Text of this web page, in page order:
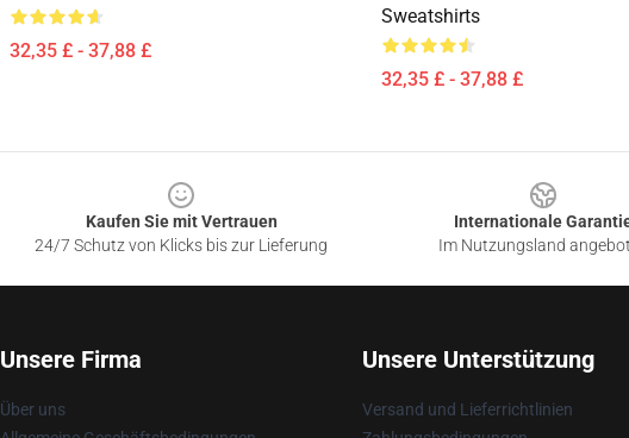
32,35 £ - 37,88 £
Sweatshirts
32,35 £ - 37,88 £
Kaufen Sie mit Vertrauen
24/7 Schutz von Klicks bis zur Lieferung
Internationale
Im Nutzungsland
Unsere Firma
Über uns
Unsere Unterstützung
Versand und Lieferrichtlinien